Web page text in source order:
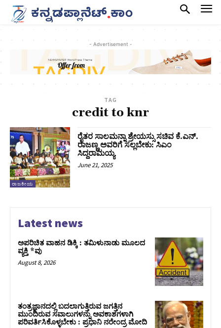
- Advertisement -
TAG
credit to knr
ರಾಜಕೀಯ
ರೈತರ ಸಾಲಮನ್ನಾ ಶ್ರೇಯಸ್ಸು ಸಚಿವ ಕೆ.ಎನ್.
ರಾಜಣ್ಣ ಅವರಿಗೆ ಸಲ್ಲಬೇಕು: ಸಿಎಂ
ಸಿದ್ದರಾಮಯ್ಯ
June 21, 2025
Latest news
ಅಪರಿಚಿತ ವಾಹನ ಡಿಕ್ಕಿ : ತಮಿಳುನಾಡು ಮೂಲದ
ವ್ಯಕ್ತಿ *ವು
August 8, 2026
ತಂತ್ರಜ್ಞಾನದಲ್ಲಿ ಬದಲಾಗುತ್ತಿರುವ ಜಗತ್ತಿನ
ಮುಂದಿರುವ ಸವಾಲುಗಳನ್ನು ಅವಕಾಶಗಳಾಗಿ
ಪರಿವರ್ತಿಸಿಕೊಳ್ಳಬೇಕು : ಪ್ರಧಾನಿ ನರೇಂದ್ರ ಮೋದಿ